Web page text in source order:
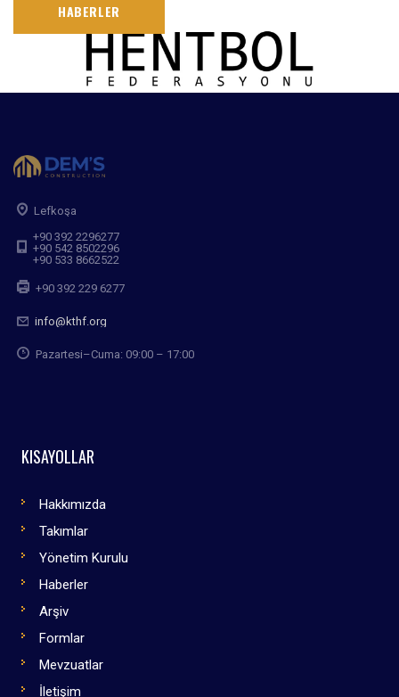
HABERLER
Lefkoşa
+90 392 2296277
+90 542 8502296
+90 533 8662522
+90 392 229 6277
info@kthf.org
Pazartesi–Cuma: 09:00 – 17:00
KISAYOLLAR
Hakkımızda
Takımlar
Yönetim Kurulu
Haberler
Arşiv
Formlar
Mevzuatlar
İletişim